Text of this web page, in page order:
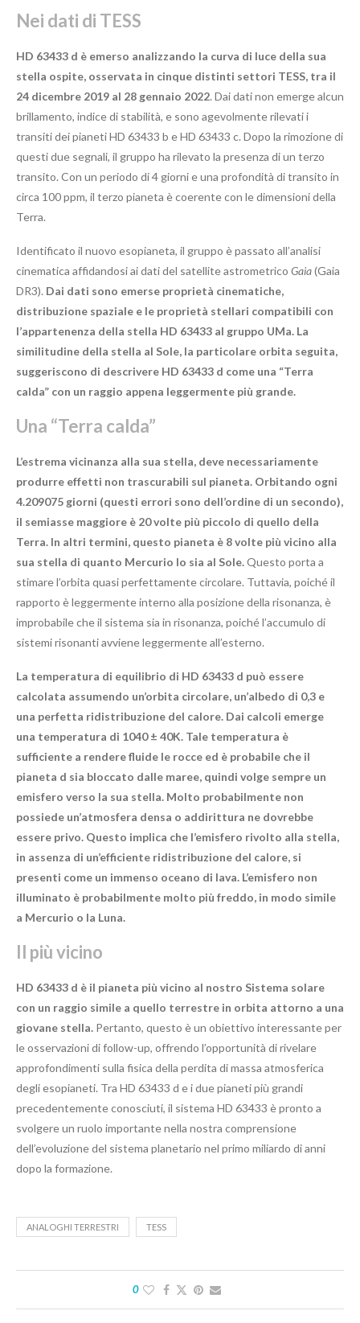
Nei dati di TESS
HD 63433 d è emerso analizzando la curva di luce della sua
stella ospite, osservata in cinque distinti settori TESS, tra il
24 dicembre 2019 al 28 gennaio 2022. Dai dati non emerge alcun
brillamento, indice di stabilità, e sono agevolmente rilevati i
transiti dei pianeti HD 63433 b e HD 63433 c. Dopo la rimozione di
questi due segnali, il gruppo ha rilevato la presenza di un terzo
transito. Con un periodo di 4 giorni e una profondità di transito in
circa 100 ppm, il terzo pianeta è coerente con le dimensioni della
Terra.
Identificato il nuovo esopianeta, il gruppo è passato all’analisi
cinematica affidandosi ai dati del satellite astrometrico Gaia(Gaia
DR3). Dai dati sono emerse proprietà cinematiche,
distribuzione spaziale e le proprietà stellari compatibili con
l’appartenenza della stella HD 63433 al gruppo UMa. La
similitudine della stella al Sole, la particolare orbita seguita,
suggeriscono di descrivere HD 63433 d come una “Terra
calda” con un raggio appena leggermente più grande.
Una “Terra calda”
L’estrema vicinanza alla sua stella, deve necessariamente
produrre effetti non trascurabili sul pianeta. Orbitando ogni
4.209075 giorni (questi errori sono dell’ordine di un secondo),
il semiasse maggiore è 20 volte più piccolo di quello della
Terra. In altri termini, questo pianeta è 8 volte più vicino alla
sua stella di quanto Mercurio lo sia al Sole.Questo porta a
stimare l’orbita quasi perfettamente circolare. Tuttavia, poiché il
rapporto è leggermente interno alla posizione della risonanza, è
improbabile che il sistema sia in risonanza, poiché l’accumulo di
sistemi risonanti avviene leggermente all’esterno.
La temperatura di equilibrio di HD 63433 d può essere
calcolata assumendo un’orbita circolare, un’albedo di 0,3 e
una perfetta ridistribuzione del calore. Dai calcoli emerge
una temperatura di 1040 ± 40K. Tale temperatura è
sufficiente a rendere fluide le rocce ed è probabile che il
pianeta d sia bloccato dalle maree, quindi volge sempre un
emisfero verso la sua stella. Molto probabilmente non
possiede un’atmosfera densa o addirittura ne dovrebbe
essere privo. Questo implica che l’emisfero rivolto alla stella,
in assenza di un’efficiente ridistribuzione del calore, si
presenti come un immenso oceano di lava. L’emisfero non
illuminato è probabilmente molto più freddo, in modo simile
a Mercurio o la Luna.
Il più vicino
HD 63433 d è il pianeta più vicino al nostro Sistema solare
con un raggio simile a quello terrestre in orbita attorno a una
giovane stella. Pertanto, questo è un obiettivo interessante per
le osservazioni di follow-up, offrendo l’opportunità di rivelare
approfondimenti sulla fisica della perdita di massa atmosferica
degli esopianeti. Tra HD 63433 d e i due pianeti più grandi
precedentemente conosciuti, il sistema HD 63433 è pronto a
svolgere un ruolo importante nella nostra comprensione
dell’evoluzione del sistema planetario nel primo miliardo di anni
dopo la formazione.
ANALOGHI TERRESTRI TESS
0